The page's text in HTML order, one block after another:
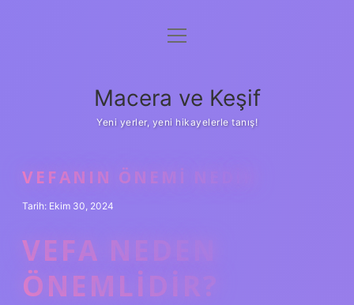
Anasayfa
Yasal Uyarı
menüyü
Macera ve Keşif
Yeni yerler, yeni hikayelerle tanış!
VEFANIN ÖNEMI NEDIR
Tarih: Ekim 30, 2024
VEFA NEDEN
ÖNEMLIDIR?